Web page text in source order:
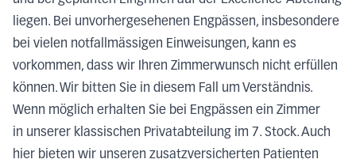
liegen. Bei unvorhergesehenen Engpässen, insbesondere
bei vielen notfallmässigen Einweisungen, kann es
vorkommen, dass wir Ihren Zimmerwunsch nicht erfüllen
können. Wir bitten Sie in diesem Fall um Verständnis.
Wenn möglich erhalten Sie bei Engpässen ein Zimmer
in unserer klassischen Privatabteilung im 7. Stock. Auch
hier bieten wir unseren zusatzversicherten Patienten